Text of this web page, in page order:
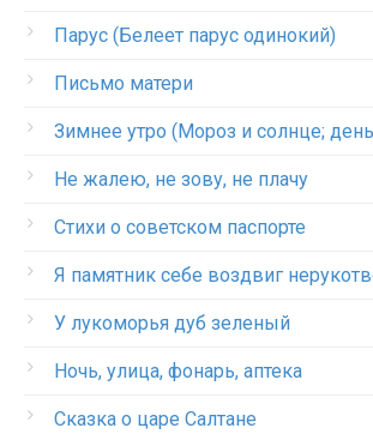
Парус (Белеет парус одинокий)
Письмо матери
Зимнее утро (Мороз и солнце;
Не жалею, не зову, не плачу
Стихи о советском паспорте
Я памятник себе воздвиг
У лукоморья дуб зеленый
Ночь, улица, фонарь, аптека
Сказка о царе Салтане